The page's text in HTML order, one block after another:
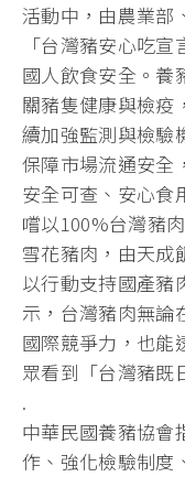
活動中，由農業部
「台灣豬安心吃
國人飲食安全。養
關豬隻健康與檢疫
續加強監測與檢驗
保障市場流通安全
安全可查、安心食
嚐以100%台灣豬
雪花豬肉，由天成
以行動支持國產豬
示，台灣豬肉無論
國際競爭力，也能
眾看到「台灣豬既
.
中華民國養豬協會
作、強化檢驗制度